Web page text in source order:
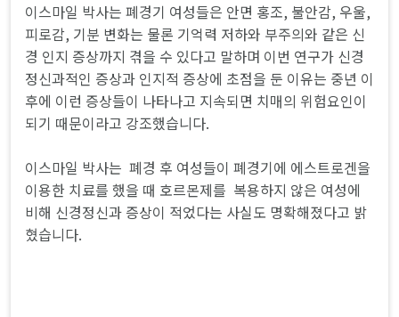
이스마일 박사는 폐경기 여성들은 안면 홍조, 불안감, 우울,
피로감, 기분 변화는 물론 기억력 저하와 부주의와 같은 신
경 인지 증상까지 겪을 수 있다고 말하며 이번 연구가 신경
정신과적인 증상과 인지적 증상에 초점을 둔 이유는 중년 이
후에 이런 증상들이 나타나고 지속되면 치매의 위험요인이
되기 때문이라고 강조했습니다.
이스마일 박사는 폐경 후 여성들이 폐경기에 에스트로겐을
이용한 치료를 했을 때 호르몬제를 복용하지 않은 여성에
비해 신경정신과 증상이 적었다는 사실도 명확해졌다고 밝
혔습니다.